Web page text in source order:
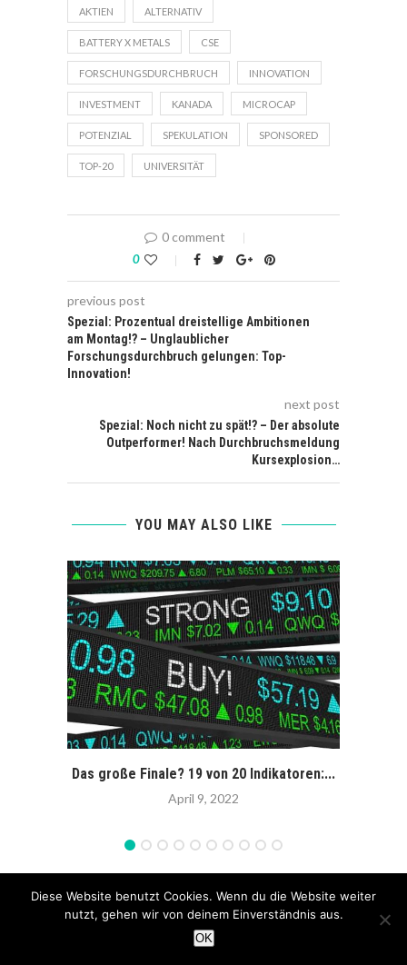
AKTIEN ALTERNATIV
BATTERY X METALS CSE
FORSCHUNGSDURCHBRUCH INNOVATION
INVESTMENT KANADA MICROCAP
POTENZIAL SPEKULATION SPONSORED
TOP-20 UNIVERSITÄT
0 comment
0
previous post
Spezial: Prozentual dreistellige Ambitionen
am Montag!? – Unglaublicher
Forschungsdurchbruch gelungen: Top-
Innovation!
next post
Spezial: Noch nicht zu spät!? – Der absolute
Outperformer! Nach Durchbruchsmeldung
Kursexplosion…
YOU MAY ALSO LIKE
Das große Finale? 19 von 20 Indikatoren:...
April 9, 2022
LEAVE A COMMENT
Diese Website benutzt Cookies. Wenn du die Website weiter
nutzt, gehen wir von deinem Einverständnis aus.
OK